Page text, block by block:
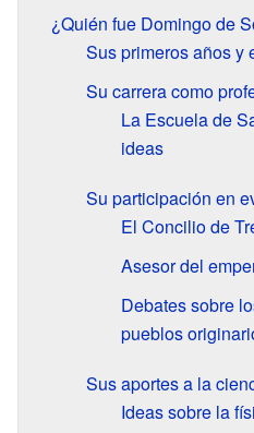
¿Quién fue Domingo de
Sus primeros años y
Su carrera como
La Escuela de
ideas
Su participación en
El Concilio de
Asesor del
Debates sobre
pueblos
Sus aportes a la
Ideas sobre la